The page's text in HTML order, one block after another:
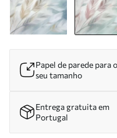
Papel de parede para o
seu tamanho
Entrega gratuita em
Portugal